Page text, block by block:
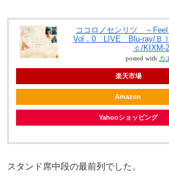
ココロノセンリツ ～
Vol．0 LIVE Blu-ray/Ｂ
ｃ/KIXM-
posted with カ
楽天市場
Amazon
Yahooショッピング
スタンド席中段の最前列でした。